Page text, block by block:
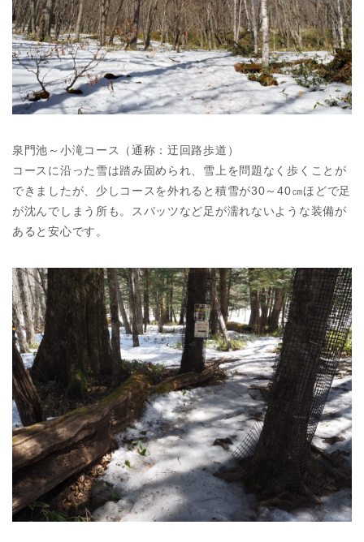
泉門池～小滝コース（通称：迂回路歩道）
コースに沿った雪は踏み固められ、雪上を問題なく歩くことが
できましたが、少しコースを外れると積雪が30～40㎝ほどで足
が沈んでしまう所も。スパッツなど足が濡れないような装備が
あると安心です。